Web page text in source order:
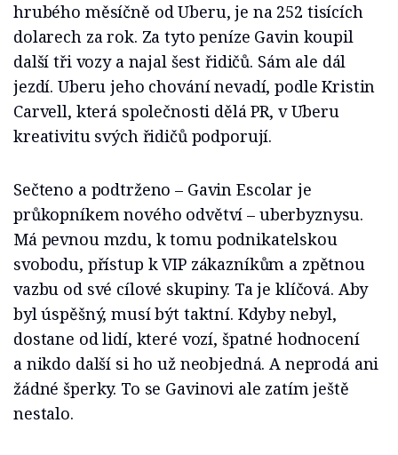
hrubého měsíčně od Uberu, je na 252 tisících
dolarech za rok. Za tyto peníze Gavin koupil
další tři vozy a najal šest řidičů. Sám ale dál
jezdí. Uberu jeho chování nevadí, podle Kristin
Carvell, která společnosti dělá PR, v Uberu
kreativitu svých řidičů podporují.
Sečteno a podtrženo – Gavin Escolar je
průkopníkem nového odvětví – uberbyznysu.
Má pevnou mzdu, k tomu podnikatelskou
svobodu, přístup k VIP zákazníkům a zpětnou
vazbu od své cílové skupiny. Ta je klíčová. Aby
byl úspěšný, musí být taktní. Kdyby nebyl,
dostane od lidí, které vozí, špatné hodnocení
a nikdo další si ho už neobjedná. A neprodá ani
žádné šperky. To se Gavinovi ale zatím ještě
nestalo.